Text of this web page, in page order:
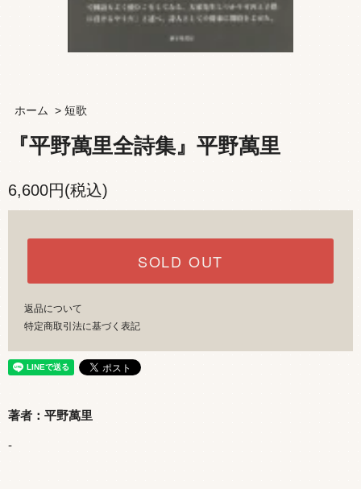
ホーム > 短歌
『平野萬里全詩集』平野萬里
6,600円(税込)
SOLD OUT
返品について
特定商取引法に基づく表記
著者：平野萬里
-